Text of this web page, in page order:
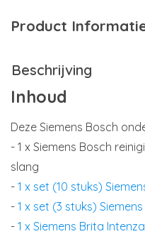
Product
Beschrijving
Inhoud
Deze Siemens Bosch
- 1 x Siemens Bosch
slang
- 1 x set (10 stuks)
- 1 x set (3 stuks)
- 1 x Siemens Brita